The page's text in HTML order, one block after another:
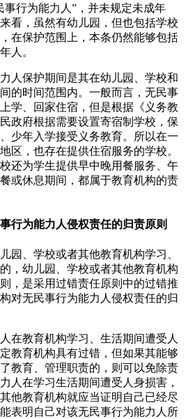
事行为能力人”，并未规定未成年
看，虽然有幼儿园，但也包括学校
在保护范围上，本条仍然能够包括
人。
人保护期间是其在幼儿园、学校和
的时间范围内。一般而言，无民事
学、回家住宿，但是根据《义务教
政府根据需要设置寄宿制学校，保
少年入学接受义务教育。所以在一
区，也存在提供住宿服务的学校。
还为学生提供早中晚用餐服务、午
或休息期间，都属于教育机构的责
行为能力人侵权责任的归责原则
园、学校或者其他教育机构学习、
，幼儿园、学校或者其他教育机构
，是采用过错责任原则中的过错推
对无民事行为能力人侵权责任的归
在教育机构学习、生活期间遭受人
教育机构具有过错，但如果其能够
教育、管理职责的，则可以免除责
人在学习生活期间遭受人身损害，
他教育机构就应当证明自己已经尽
表明自己对该无民事行为能力人所